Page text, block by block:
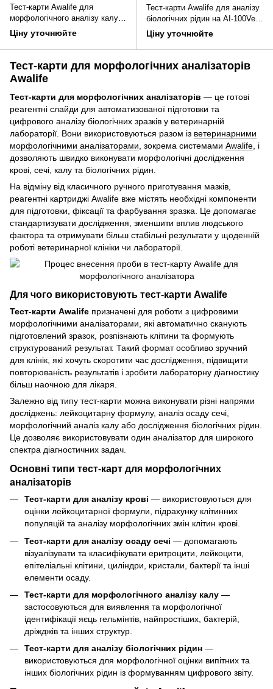
Тест-карти Awalife для
морфологічного аналізу калу
на AI-100Vet Elite/AI-80Vet
Ціну уточнюйте
Тест-карти Awalife для аналізу
біологічних рідин на AI-100Vet
Elite/AI-80Vet
Ціну уточнюйте
Тест-карти для морфологічних аналізаторів
Awalife
Тест-карти для морфологічних аналізаторів — це готові
реагентні слайди для автоматизованої підготовки та
цифрового аналізу біологічних зразків у ветеринарній
лабораторії. Вони використовуються разом із ветеринарними
морфологічними аналізаторами , зокрема системами Awalife , і
дозволяють швидко виконувати морфологічні дослідження
крові, сечі, калу та біологічних рідин.
На відміну від класичного ручного приготування мазків,
реагентні картриджі Awalife вже містять необхідні компоненти
для підготовки, фіксації та фарбування зразка. Це допомагає
стандартизувати дослідження, зменшити вплив людського
фактора та отримувати більш стабільні результати у щоденній
роботі ветеринарної клініки чи лабораторії.
Для чого використовують тест-карти Awalife
Тест-карти Awalife призначені для роботи з цифровими
морфологічними аналізаторами, які автоматично сканують
підготовлений зразок, розпізнають клітини та формують
структурований результат. Такий формат особливо зручний
для клінік, які хочуть скоротити час дослідження, підвищити
повторюваність результатів і зробити лабораторну діагностику
більш наочною для лікаря.
Залежно від типу тест-карти можна виконувати різні напрями
досліджень: лейкоцитарну формулу, аналіз осаду сечі,
морфологічний аналіз калу або дослідження біологічних рідин.
Це дозволяє використовувати один аналізатор для широкого
спектра діагностичних задач.
Основні типи тест-карт для морфологічних
аналізаторів
Тест-карти для аналізу крові — використовуються для
оцінки лейкоцитарної формули, підрахунку клітинних
популяцій та аналізу морфологічних змін клітин крові.
Тест-карти для аналізу осаду сечі — допомагають
візуалізувати та класифікувати еритроцити, лейкоцити,
епітеліальні клітини, циліндри, кристали, бактерії та інші
елементи осаду.
Тест-карти для морфологічного аналізу калу —
застосовуються для виявлення та морфологічної
ідентифікації яєць гельмінтів, найпростіших, бактерій,
дріжджів та інших структур.
Тест-карти для аналізу біологічних рідин —
використовуються для морфологічної оцінки випітних та
інших біологічних рідин із формуванням цифрового звіту.